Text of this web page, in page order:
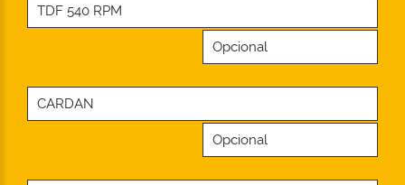
TDF 540 RPM
Opcional
CARDAN
Opcional